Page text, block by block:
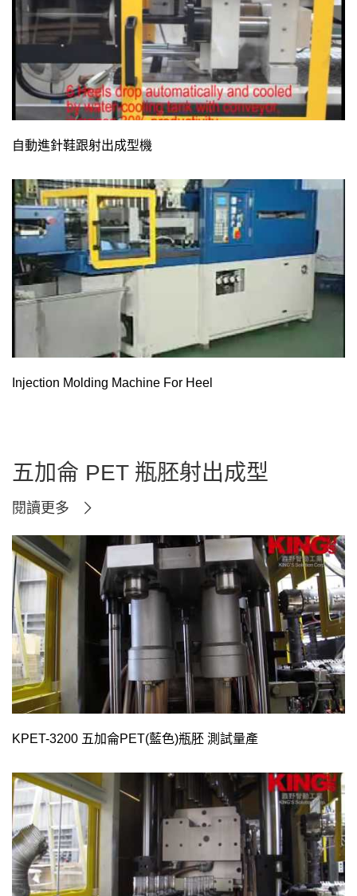
自動進針鞋跟射出成型機
Injection Molding Machine For Heel
五加侖 PET 瓶胚射出成型
閱讀更多
KPET-3200 五加侖PET(藍色)瓶胚 測試量產